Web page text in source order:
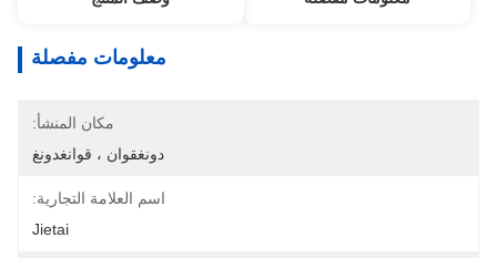
معلومات مفصلة
مكان المنشأ:
دونغقوان ، قوانغدونغ
اسم العلامة التجارية:
Jietai